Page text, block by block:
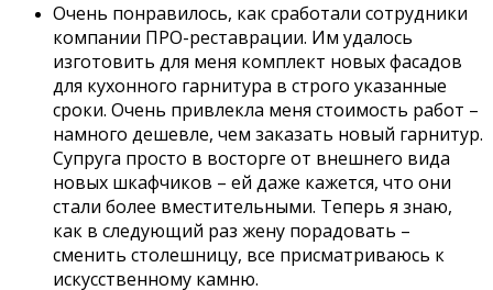
Очень понравилось, как сработали сотрудники
компании ПРО-реставрации. Им удалось
изготовить для меня комплект новых фасадов
для кухонного гарнитура в строго указанные
сроки. Очень привлекла меня стоимость работ –
намного дешевле, чем заказать новый гарнитур.
Супруга просто в восторге от внешнего вида
новых шкафчиков – ей даже кажется, что они
стали более вместительными. Теперь я знаю,
как в следующий раз жену порадовать –
сменить столешницу, все присматриваюсь к
искусственному камню.